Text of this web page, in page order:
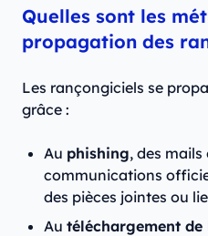
Quelles sont les
propagation des
​​Les rançongiciels se
grâce :
Au phishing, des mails
communications
des pièces jointes ou
Au téléchargement